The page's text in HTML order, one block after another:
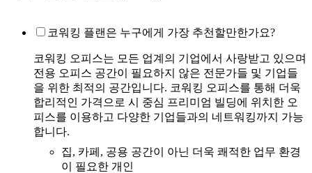
코워킹 플랜은 누구에게 가장 추천할만한가요?
코워킹 오피스는 모든 업계의 기업에서 사랑받고 있으며
전용 오피스 공간이 필요하지 않은 전문가들 및 기업들
을 위한 최적의 공간입니다. 코워킹 오피스를 통해 더욱
합리적인 가격으로 시 중심 프리미엄 빌딩에 위치한 오
피스를 이용하고 다양한 기업들과의 네트워킹까지 가능
합니다.
집, 카페, 공용 공간이 아닌 더욱 쾌적한 업무 환경
이 필요한 개인